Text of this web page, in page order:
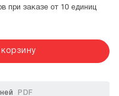
при заказе от 10 единиц
PDF